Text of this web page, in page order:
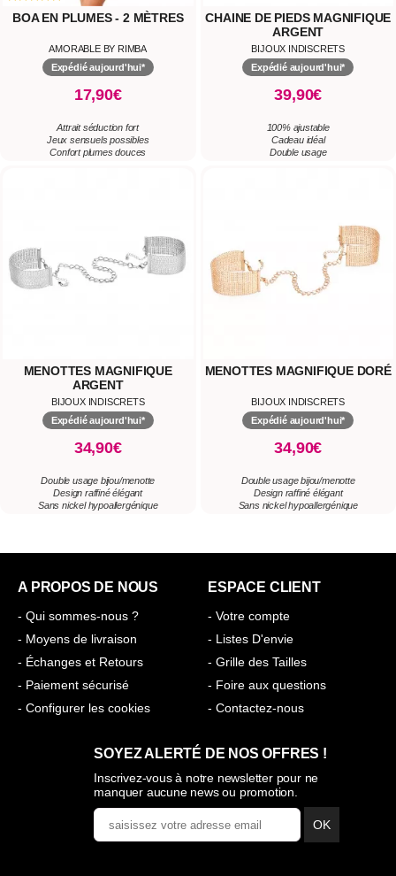
BOA EN PLUMES - 2 MÈTRES
AMORABLE BY RIMBA
Expédié aujourd'hui*
17,90€
Attrait séduction fort
Jeux sensuels possibles
Confort plumes douces
CHAINE DE PIEDS MAGNIFIQUE
ARGENT
BIJOUX INDISCRETS
Expédié aujourd'hui*
39,90€
100% ajustable
Cadeau idéal
Double usage
MENOTTES MAGNIFIQUE
ARGENT
BIJOUX INDISCRETS
Expédié aujourd'hui*
34,90€
Double usage bijou/menotte
Design raffiné élégant
Sans nickel hypoallergénique
MENOTTES MAGNIFIQUE DORÉ
BIJOUX INDISCRETS
Expédié aujourd'hui*
34,90€
Double usage bijou/menotte
Design raffiné élégant
Sans nickel hypoallergénique
A PROPOS DE NOUS
- Qui sommes-nous ?
- Moyens de livraison
- Échanges et Retours
- Paiement sécurisé
- Configurer les cookies
ESPACE CLIENT
- Votre compte
- Listes D'envie
- Grille des Tailles
- Foire aux questions
- Contactez-nous
SOYEZ ALERTÉ DE NOS OFFRES !
Inscrivez-vous à notre newsletter pour ne
manquer aucune news ou promotion.
OK